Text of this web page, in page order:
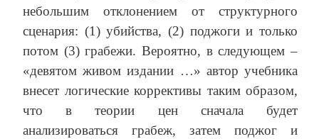
небольшим отклонением от структурного
сценария: (1) убийства, (2) поджоги и только
потом (3) грабежи. Вероятно, в следующем –
«девятом живом издании …» автор учебника
внесет логические коррективы таким образом,
что в теории цен сначала будет
анализироваться грабеж, затем поджог и